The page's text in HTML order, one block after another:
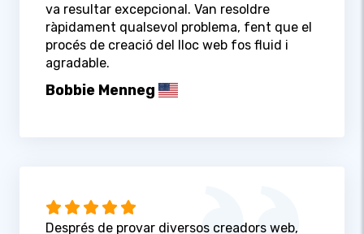
va resultar excepcional. Van resoldre
ràpidament qualsevol problema, fent que el
procés de creació del lloc web fos fluid i
agradable.
Bobbie Menneg
Després de provar diversos creadors web,